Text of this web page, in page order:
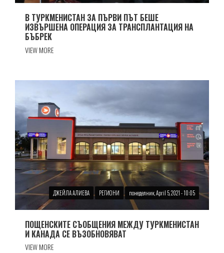
В ТУРКМЕНИСТАН ЗА ПЪРВИ ПЪТ БЕШЕ
ИЗВЪРШЕНА ОПЕРАЦИЯ ЗА ТРАНСПЛАНТАЦИЯ НА
БЪБРЕК
VIEW MORE
ДЖЕЙЛА АЛИЕВА РЕГИОНИ понеделник, April 5, 2021 - 10:05
ПОЩЕНСКИТЕ СЪОБЩЕНИЯ МЕЖДУ ТУРКМЕНИСТАН
И КАНАДА СЕ ВЪЗОБНОВЯВАТ
VIEW MORE